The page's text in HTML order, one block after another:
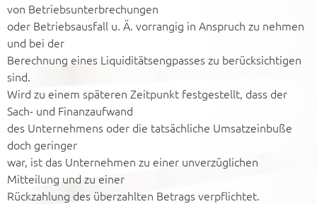
von Betriebsunterbrechungen
oder Betriebsausfall u. Ä. vorrangig in Anspruch zu nehmen
und bei der
Berechnung eines Liquiditätsengpasses zu berücksichtigen
sind.
Wird zu einem späteren Zeitpunkt festgestellt, dass der
Sach- und Finanzaufwand
des Unternehmens oder die tatsächliche Umsatzeinbuße
doch geringer
war, ist das Unternehmen zu einer unverzüglichen
Mitteilung und zu einer
Rückzahlung des überzahlten Betrags verpflichtet.